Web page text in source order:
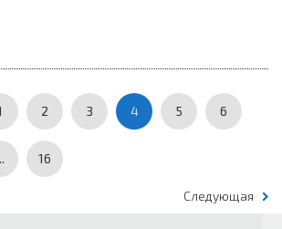
2 3 4 5 6
16
Следующая